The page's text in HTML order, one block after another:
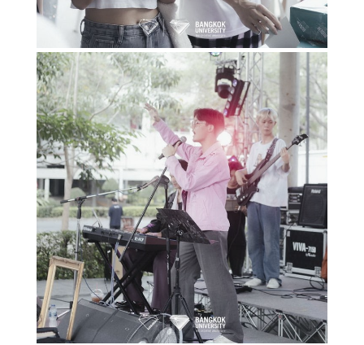
Search
for:
Search